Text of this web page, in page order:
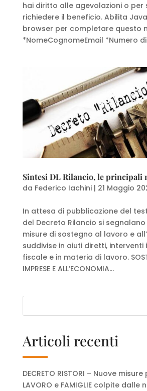
hai diritto alle agevolazioni o per
richiedere il beneficio. Abilita
browser per completare questo
*NomeCognomeEmail *Numero
Sintesi DL Rilancio, le principali
da Federico Iachini| 21 Maggio
In attesa di pubblicazione del
del Decreto Rilancio si
misure di sostegno al lavoro e
suddivise in aiuti diretti, interventi
fiscale e in materia di lavoro.
IMPRESE E ALL’ECONOMIA...
Articoli recenti
DECRETO RISTORI – Nuove misure
LAVORO e FAMIGLIE colpite dalle